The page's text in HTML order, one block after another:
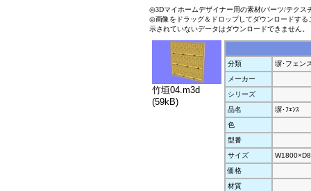
◎3Dマイホームデザイナー用の素材(パーツ/テクス
◎画像をドラッグ＆ドロップしてダウンロードす
示されていないデータはダウンロードできません。
竹垣04.m3d
(59kB)
分類
塀･フェン
メーカー
シリーズ
品名
塀･ﾌｪﾝｽ
色
型番
サイズ
価格
材質